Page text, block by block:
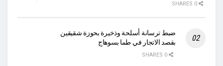
ضبط ترسانة أسلحة وذخيرة بحوزة شقيقين
بقصد الاتجار في طما بسوهاج